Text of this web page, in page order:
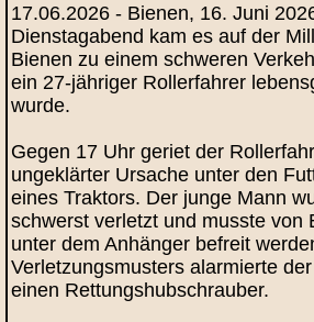
17.06.2026 - Bienen, 16. Juni
Dienstagabend kam es auf der
Bienen zu einem schweren
ein 27‑jähriger Rollerfahrer
wurde.
Gegen 17 Uhr geriet der
ungeklärter Ursache unter den
eines Traktors. Der junge Mann
schwerst verletzt und musste von
unter dem Anhänger befreit
Verletzungsmusters alarmierte
einen Rettungshubschrauber.